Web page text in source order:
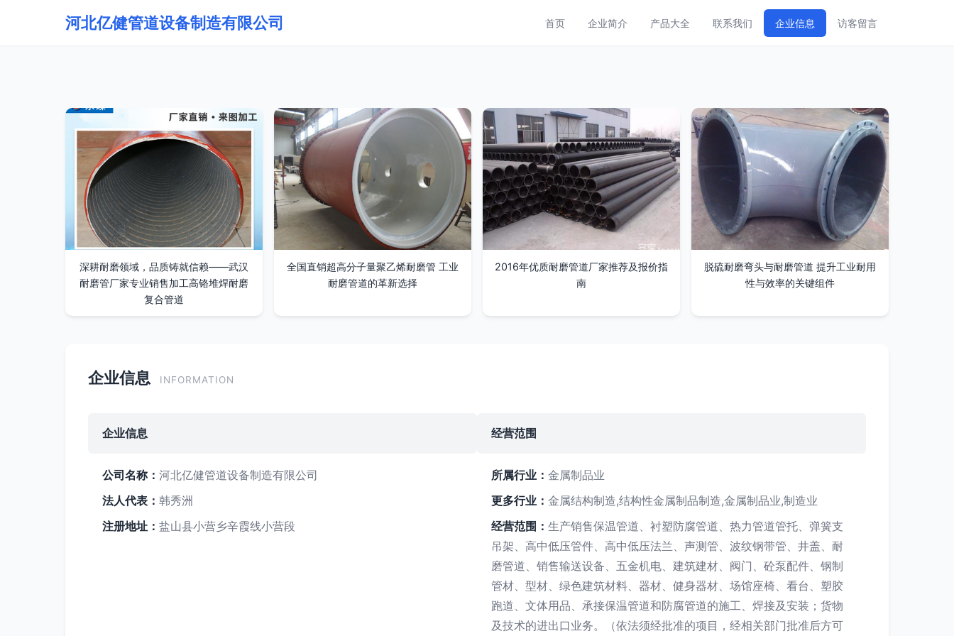
河北亿健管道设备制造有限公司 首页 企业简介 产品大全 联系我们 企业信息 访客留言
深耕耐磨领域，品质铸就信赖——武汉
耐磨管厂家专业销售加工高铬堆焊耐磨
复合管道
全国直销超高分子量聚乙烯耐磨管 工业
耐磨管道的革新选择
2016年优质耐磨管道厂家推荐及报价指
南
脱硫耐磨弯头与耐磨管道 提升工业耐用
性与效率的关键组件
企业信息 INFORMATION
企业信息 经营范围
公司名称： 河北亿健管道设备制造有限公司
法人代表： 韩秀洲
注册地址： 盐山县小营乡辛霞线小营段
所属行业： 金属制品业
更多行业： 金属结构制造,结构性金属制品制造,金属制品业,制造业
经营范围： 生产销售保温管道、衬塑防腐管道、热力管道管托、弹簧支
吊架、高中低压管件、高中低压法兰、声测管、波纹钢带管、井盖、耐
磨管道、销售输送设备、五金机电、建筑建材、阀门、砼泵配件、钢制
管材、型材、绿色建筑材料、器材、健身器材、场馆座椅、看台、塑胶
跑道、文体用品、承接保温管道和防腐管道的施工、焊接及安装；货物
及技术的进出口业务。（依法须经批准的项目，经相关部门批准后方可